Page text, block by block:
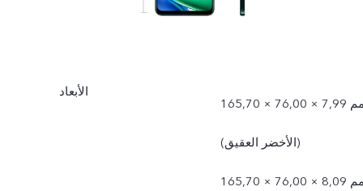
الأبعاد
165,70 × 76,00 × 7,99 مم
(الأخضر العقيق)
165,70 × 76,00 × 8,09 مم